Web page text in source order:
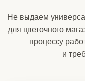
Не выдаем
для цветочного
процессу
и